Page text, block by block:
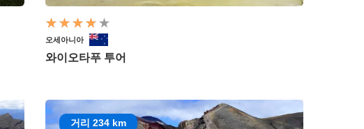
오세아니아
와이오타푸 투어
거리 234 km